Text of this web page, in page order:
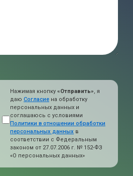
Нажимая кнопку «Отправить», я
даю Согласие на обработку
персональных данных и
соглашаюсь с условиями
Политики в отношении обработки
персональных данных в
соответствии с Федеральным
законом от 27.07.2006 г. № 152-ФЗ
«О персональных данных»